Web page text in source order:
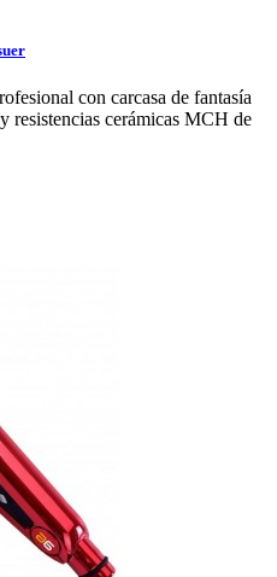
con carcasa de fantasía
resistencias cerámicas MCH de